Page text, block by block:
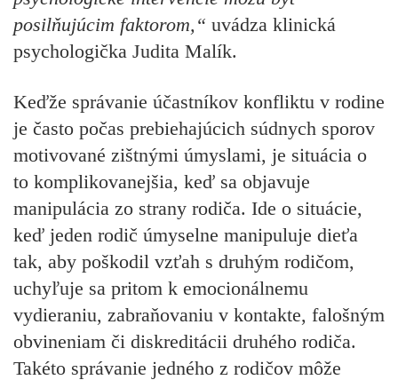
posilňujúcim faktorom,“ uvádza klinická
psychologička Judita Malík.
Keďže správanie účastníkov konfliktu v rodine
je často počas prebiehajúcich súdnych sporov
motivované zištnými úmyslami, je situácia o
to komplikovanejšia, keď sa objavuje
manipulácia zo strany rodiča. Ide o situácie,
keď jeden rodič úmyselne manipuluje dieťa
tak, aby poškodil vzťah s druhým rodičom,
uchyľuje sa pritom k emocionálnemu
vydieraniu, zabraňovaniu v kontakte, falošným
obvineniam či diskreditácii druhého rodiča.
Takéto správanie jedného z rodičov môže